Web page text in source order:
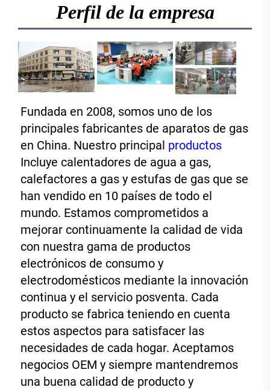
Perfil de la empresa
Fundada en 2008, somos uno de los
principales fabricantes de aparatos de gas
en China. Nuestro principal
Incluye calentadores de agua a gas,
calefactores a gas y estufas de gas que se
han vendido en 10 países de todo el
mundo. Estamos comprometidos a
mejorar continuamente la calidad de vida
con nuestra gama de productos
electrónicos de consumo y
electrodomésticos mediante la innovación
continua y el servicio posventa. Cada
producto se fabrica teniendo en cuenta
estos aspectos para satisfacer las
necesidades de cada hogar. Aceptamos
negocios OEM y siempre mantendremos
una buena calidad de producto y